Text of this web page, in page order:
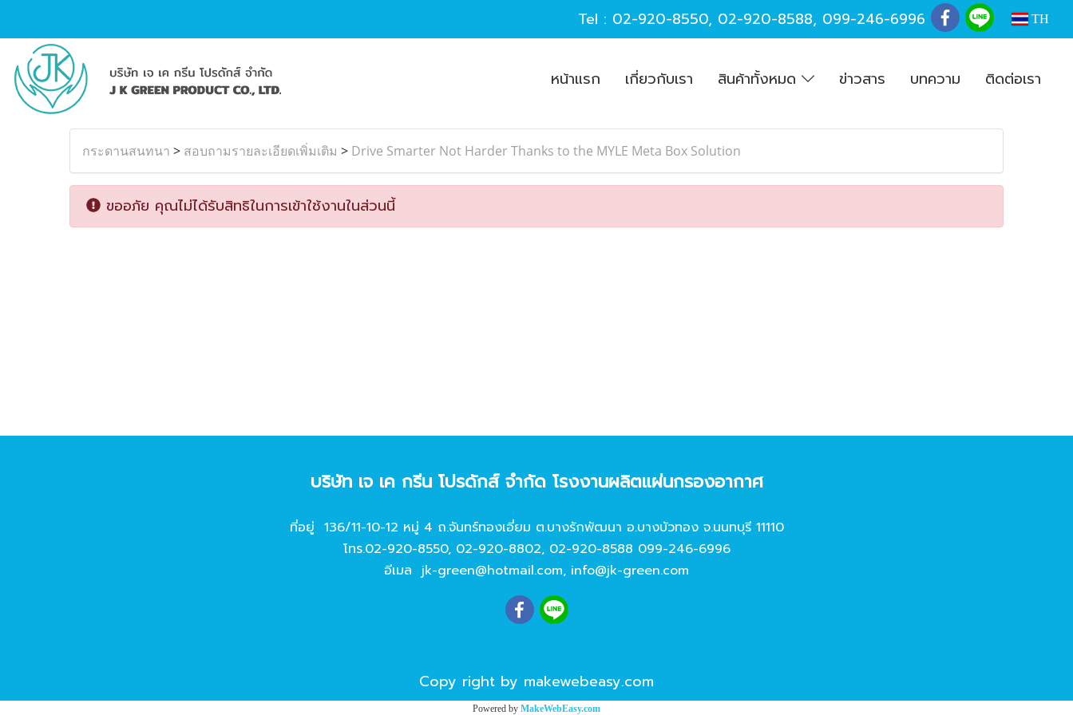
Tel : 02-920-8550, 02-920-8588, 099-246-6996 TH
หน้าแรก เกี่ยวกับเรา สินค้าทั้งหมด ข่าวสาร บทความ ติดต่อเรา
กระดานสนทนา > สอบถามรายละเอียดเพิ่มเติม > Drive Smarter Not Harder Thanks to the MYLE Meta Box Solution
ขออภัย คุณไม่ได้รับสิทธิในการเข้าใช้งานในส่วนนี้
บริษัท เจ เค กรีน โปรดักส์ จํากัด โรงงานผลิตแผ่นกรองอากาศ
ที่อยู่ 136/11-10-12 หมู่ 4 ถ.จันทร์ทองเอี่ยม ต.บางรักพัฒนา อ.บางบัวทอง จ.นนทบุรี 11110
โทร.02-920-8550, 02-920-8802, 02-920-8588 099-246-6996
อีเมล jk-green@hotmail.com, info@jk-green.com
Copy right by makewebeasy.com
Powered by MakeWebEasy.com